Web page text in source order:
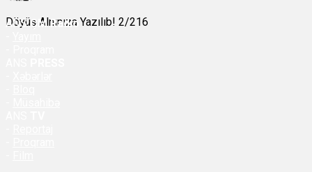
Döyüş Alnınıza Yazılıb! 2/216
ANSÇM Radio